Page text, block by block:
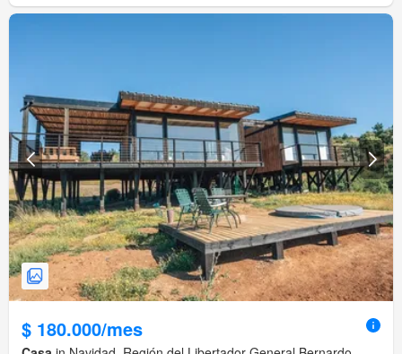
$ 180.000/mes